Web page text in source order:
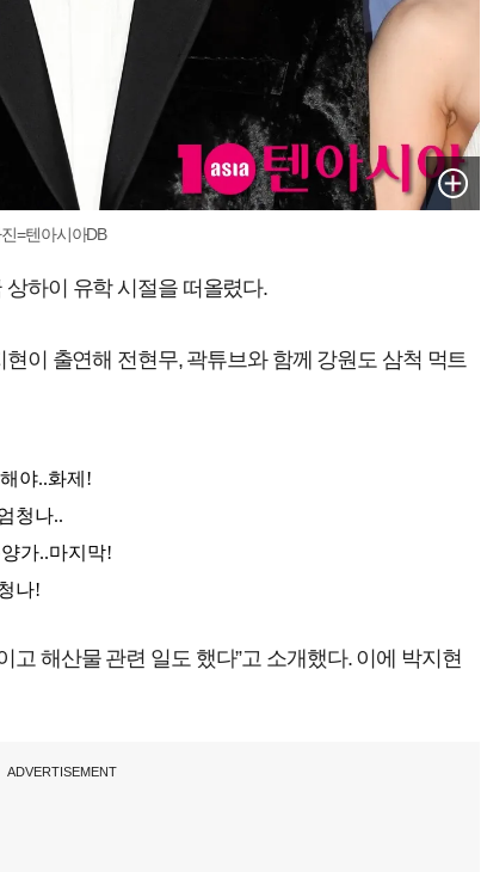
=텐아시아DB
상하이 유학 시절을 떠올렸다.
현이 출연해 전현무, 곽튜브와 함께 강원도 삼척 먹트
고 해산물 관련 일도 했다”고 소개했다. 이에 박지현
ADVERTISEMENT